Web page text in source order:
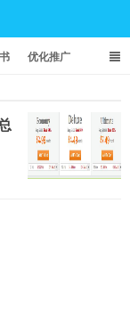
优化推广